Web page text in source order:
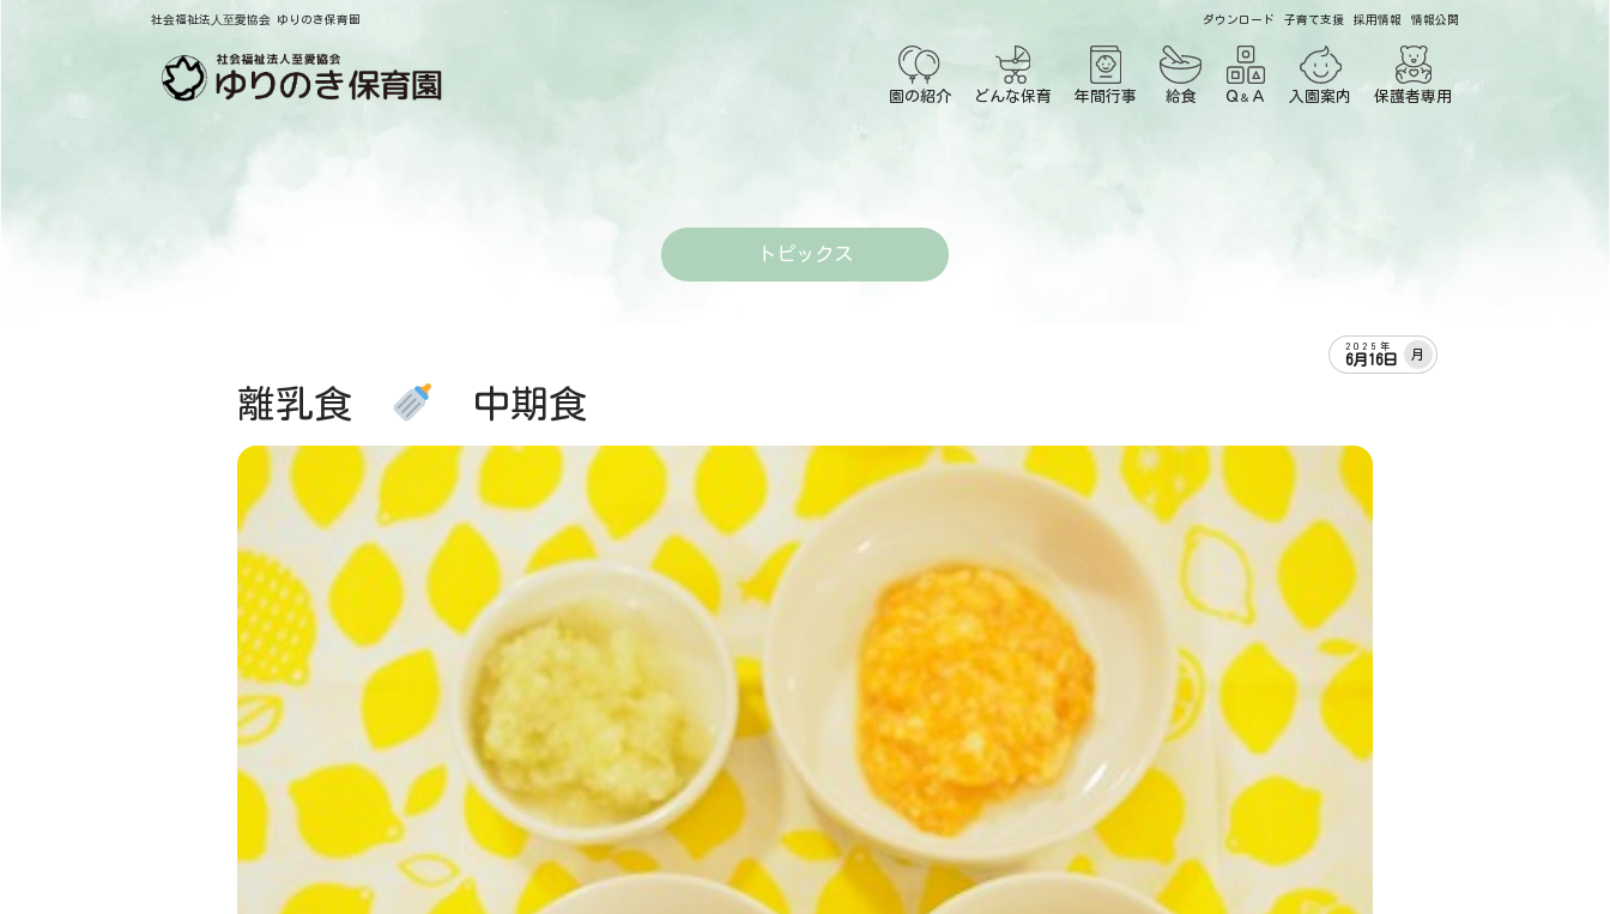
社会福祉法⼈⾄愛協会 ゆりのき保育園 ダウンロード 子育て支援 採用情報 情報公開
園の紹介 どんな保育 年間行事 給食 Ｑ ＆ Ａ 入園案内 保護者専用
トピックス
2025年
6月16日 月
離乳食 中期食